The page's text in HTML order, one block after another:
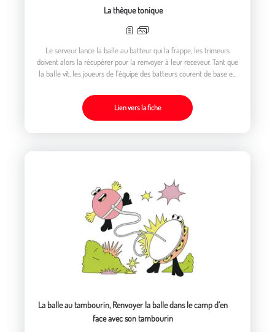
La thèque tonique
Le serveur lance la balle au batteur qui la frappe, les trimeurs
doivent alors la récupérer pour la renvoyer à leur receveur. Tant que
la balle vit, les joueurs de l’équipe des batteurs courent de base en
tour
Lien vers la fiche
La balle au tambourin, Renvoyer la balle dans le camp d’en
face avec son tambourin